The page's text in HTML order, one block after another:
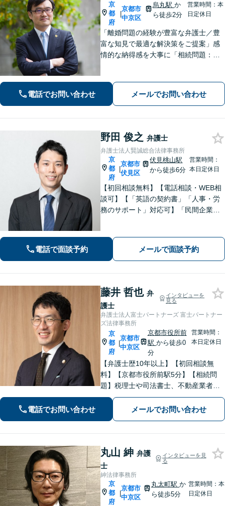
京
都
府
|
京都市
中京区
烏丸駅 か
ら徒歩2分
営業時間：本
日定休日
「離婚問題の経験が豊富な弁護士／豊
富な知見で最適な解決策をご提案」感
情的な納得感を大事に「相続問題：親
し、きめ細やかに対応【夜間面談あ
電話でお問い合わせ メールでお問い合わせ
野田 俊之 弁護士
弁護士法人賢誠総合法律事務所
京
都
府
|
京都市
伏見区
伏見桃山駅
から徒歩6分
営業時間：
本日定休日
【初回相談無料】【電話相談・WEB相
談可】【「英語の契約書」「人事・労
務のサポート」対応可】「民間企業へ
バイスで経営をサポートします！【休
日・夜間相談あり】
電話で面談予約 メールで面談予約
藤井 哲也 弁
護士
インタビューを
見る
弁護士法人富士パートナーズ 富士パートナー
ズ法律事務所
京
都
府
|
京都市
中京区
京都市役所前
駅 から徒歩0
分
営業時間：
本日定休日
【弁護士歴10年以上】【初回相談無
料】【京都市役所前駅5分】【相続問
題】税理士や司法書士、不動産業者な
どとスムーズに連携し、解決へと導き
ます。遺産分割協議・調停・審判など
【債権回収】催促の電話から民事調
電話でお問い合わせ メールでお問い合わせ
丸山 紳 弁護
士
インタビューを見
る
紳法律事務所
京
都
府
|
京都市
中京区
丸太町駅か
ら徒歩5分
営業時間：本
日定休日